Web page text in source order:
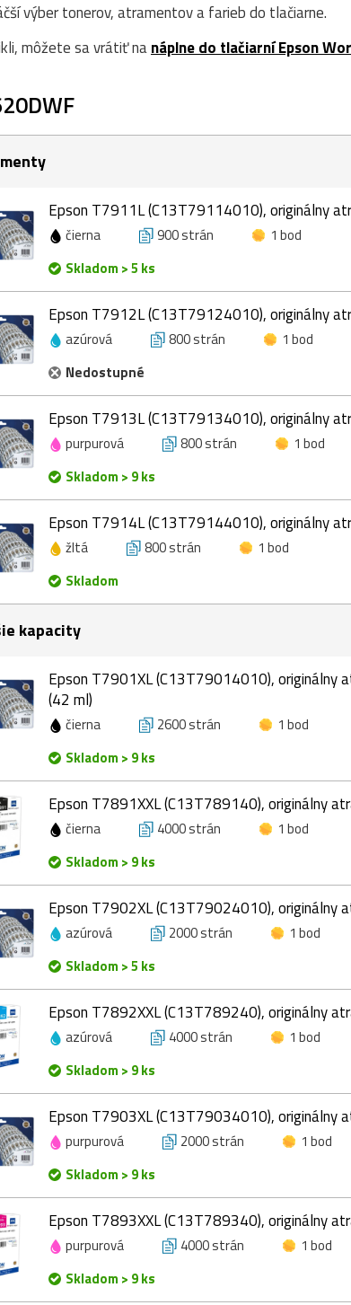
výber tonerov, atramentov a farieb do tlačiarne.
môžete sa vrátiť nanáplne do tlačiarní Epson
Epson T7911L (C13T79114010), originálny
čierna 900 strán
1 bod
Skladom > 5 ks
Epson T7912L (C13T79124010), originálny
azúrová 800 strán
1 bod
Nedostupné
Epson T7913L (C13T79134010), originálny
purpurová 800 strán
1 bod
Skladom > 9 ks
Epson T7914L (C13T79144010), originálny
žltá 800 strán
1 bod
Skladom
kapacity
Epson T7901XL (C13T79014010), originálny
(42 ml)
čierna 2600 strán
1 bod
Skladom > 9 ks
Epson T7891XXL (C13T789140), originálny
čierna 4000 strán
1 bod
Skladom > 9 ks
Epson T7902XL (C13T79024010), originálny
azúrová 2000 strán
1 bod
Skladom > 5 ks
Epson T7892XXL (C13T789240), originálny
azúrová 4000 strán
1 bod
Skladom > 9 ks
Epson T7903XL (C13T79034010), originálny
purpurová 2000 strán
1 bod
Skladom > 9 ks
Epson T7893XXL (C13T789340), originálny
purpurová 4000 strán
1 bod
Skladom > 9 ks